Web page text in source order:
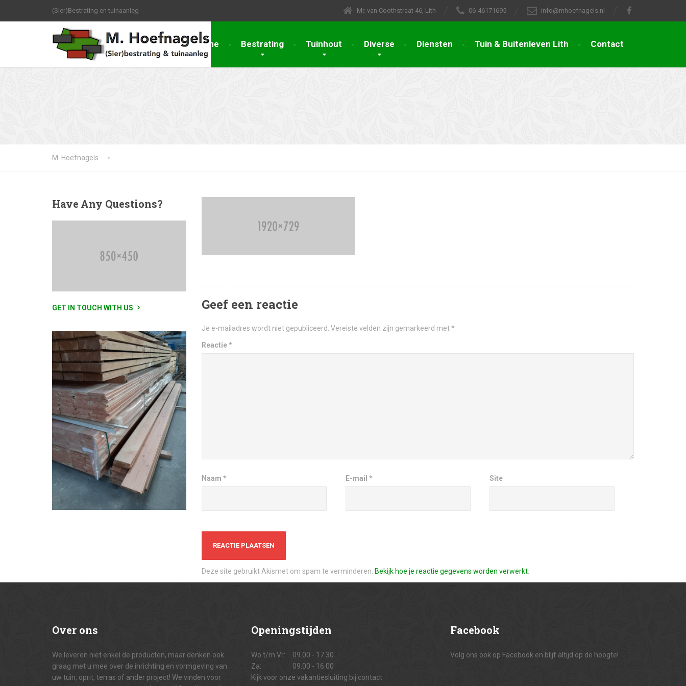
(Sier)Bestrating en tuinaanleg Mr. van Coothstraat 46, Lith 06-46171695 info@mhoefnagels.nl
Home Bestrating Tuinhout Diverse Diensten Tuin & Buitenleven Lith Contact
M. Hoefnagels
Geef een reactie
Je e-mailadres wordt niet gepubliceerd. Vereiste velden zijn gemarkeerd met*
Reactie*
Naam * E-mail * Site
Deze site gebruikt Akismet om spam te verminderen. Bekijk hoe je reactie gegevens worden verwerkt.
HaveAny Questions?
GET IN TOUCH WITH US
Over ons
We leveren niet enkel de producten, maar denken ook
graag met u mee over de inrichting en vormgeving van
uw tuin, oprit, terras of ander project! We vinden voor
Openingstijden
Wo t/m Vr:
09.00 - 17.30
Za:
09.00 - 16.00
Kijk voor onze vakantiesluiting bij contact
Facebook
Volg ons ook op Facebook en blijf altijd op de hoogte!